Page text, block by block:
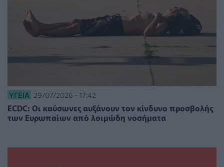
ΥΓΕΊΑ 29/07/2026 - 17:42
ECDC: Οι καύσωνες αυξάνουν τον κίνδυνο προσβολής
των Ευρωπαίων από λοιμώδη νοσήματα